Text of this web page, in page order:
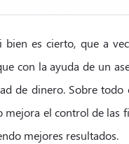
es cierto, que a
con la ayuda de un
de dinero. Sobre todo
mejora el control de las
mejores resultados.